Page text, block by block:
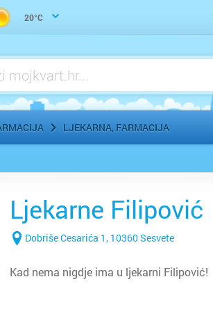
20°C
LJEKARNA, FARMACIJA
Urologija
Zubar, Stomatolog
Ljekarne Filipović
Dobriše Cesarića 1, 10360 Sesvete
Kad nema nigdje ima u ljekarni Filipović!